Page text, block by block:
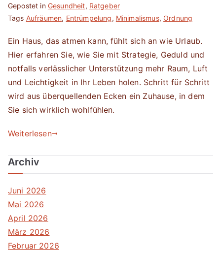
Gepostet in Gesundheit, Ratgeber
Tags Aufräumen, Entrümpelung, Minimalismus, Ordnung
Ein Haus, das atmen kann, fühlt sich an wie Urlaub.
Hier erfahren Sie, wie Sie mit Strategie, Geduld und
notfalls verlässlicher Unterstützung mehr Raum, Luft
und Leichtigkeit in Ihr Leben holen. Schritt für Schritt
wird aus überquellenden Ecken ein Zuhause, in dem
Sie sich wirklich wohlfühlen.
Weiterlesen
Archiv
Juni 2026
Mai 2026
April 2026
März 2026
Februar 2026